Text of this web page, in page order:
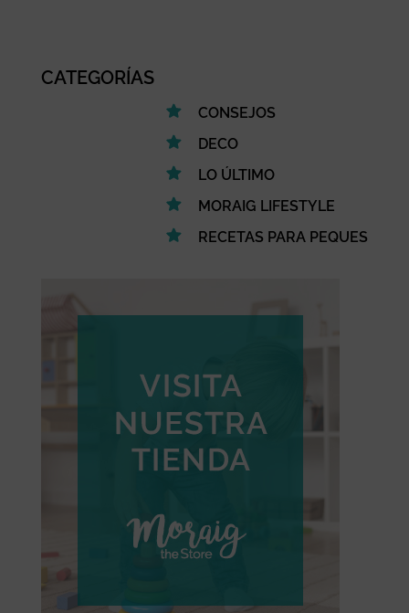
CATEGORÍAS
CONSEJOS
DECO
LO ÚLTIMO
MORAIG LIFESTYLE
RECETAS PARA PEQUES